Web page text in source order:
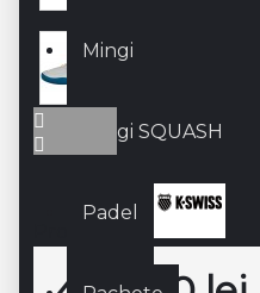
Mingi
Mingi SQUASH
Padel